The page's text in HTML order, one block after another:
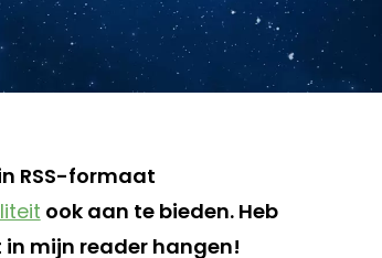
RSS-formaat
ook aan te bieden. Heb
mijn reader hangen!